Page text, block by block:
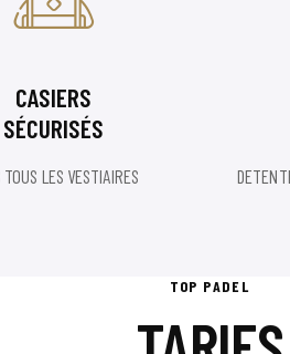
CASIERS
SÉCURISÉS
TOUS LES VESTIAIRES
TOP PADEL